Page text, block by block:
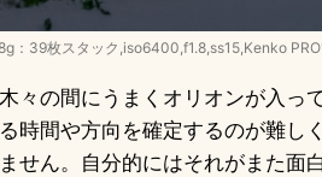
：39枚スタック,iso6400,f1.8,ss15,Kenko
々の間にうまくオリオンが入っ
時間や方向を確定するのが難し
せん。自分的にはそれがまた面